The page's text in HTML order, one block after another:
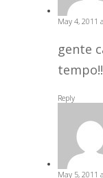
May 4, 2011
gente
Reply
May 5, 2011